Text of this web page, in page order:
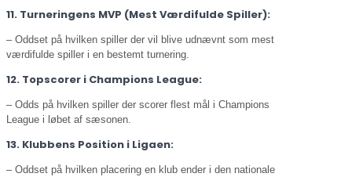
11. Turneringens MVP (Mest Værdifulde Spiller):
– Oddset på hvilken spiller der vil blive udnævnt som mest
værdifulde spiller i en bestemt turnering.
12. Topscorer i Champions League:
– Odds på hvilken spiller der scorer flest mål i Champions
League i løbet af sæsonen.
13. Klubbens Position i Ligaen:
– Oddset på hvilken placering en klub ender i den nationale